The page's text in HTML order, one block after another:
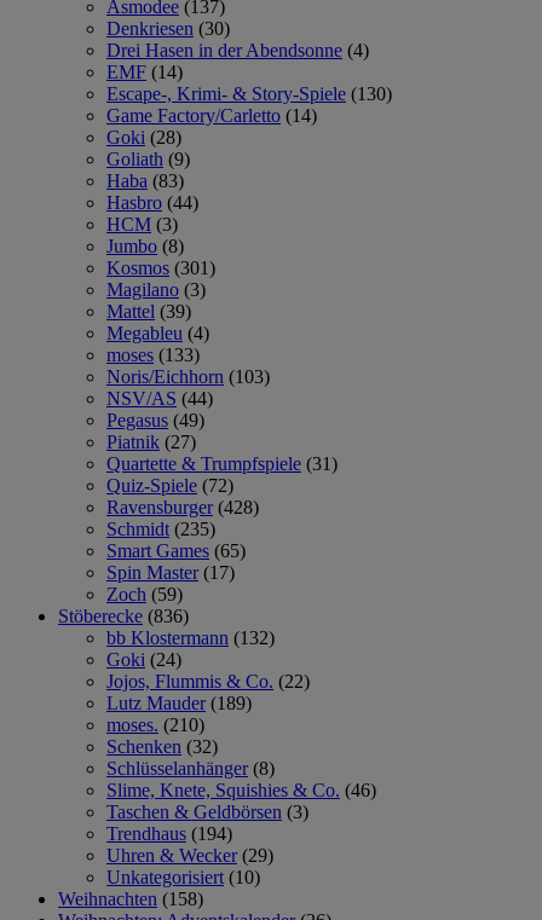
Asmodee (137)
Denkriesen (30)
Drei Hasen in der Abendsonne (4)
EMF (14)
Escape-, Krimi- & Story-Spiele (130)
Game Factory/Carletto (14)
Goki (28)
Goliath (9)
Haba (83)
Hasbro (44)
HCM (3)
Jumbo (8)
Kosmos (301)
Magilano (3)
Mattel (39)
Megableu (4)
moses (133)
Noris/Eichhorn (103)
NSV/AS (44)
Pegasus (49)
Piatnik (27)
Quartette & Trumpfspiele (31)
Quiz-Spiele (72)
Ravensburger (428)
Schmidt (235)
Smart Games (65)
Spin Master (17)
Zoch (59)
Stöberecke (836)
bb Klostermann (132)
Goki (24)
Jojos, Flummis & Co. (22)
Lutz Mauder (189)
moses. (210)
Schenken (32)
Schlüsselanhänger (8)
Slime, Knete, Squishies & Co. (46)
Taschen & Geldbörsen (3)
Trendhaus (194)
Uhren & Wecker (29)
Unkategorisiert (10)
Weihnachten (158)